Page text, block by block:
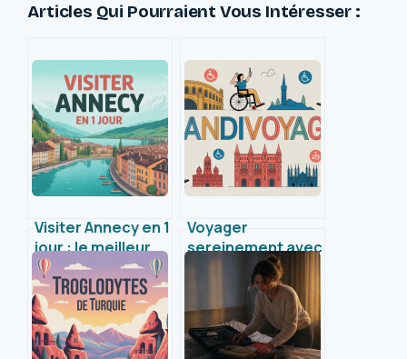
Articles Qui Pourraient Vous Intéresser :
Visiter Annecy en 1
jour : le meilleur
itinéraire pour
profiter de la ville
Voyager
sereinement avec
Handivoyage :
conseils et
ressources pour
un tourisme
accessible